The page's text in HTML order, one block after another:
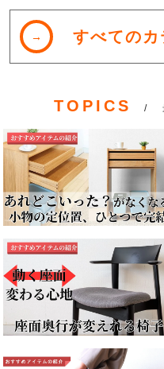
すべてのカ
TOPICS / 最